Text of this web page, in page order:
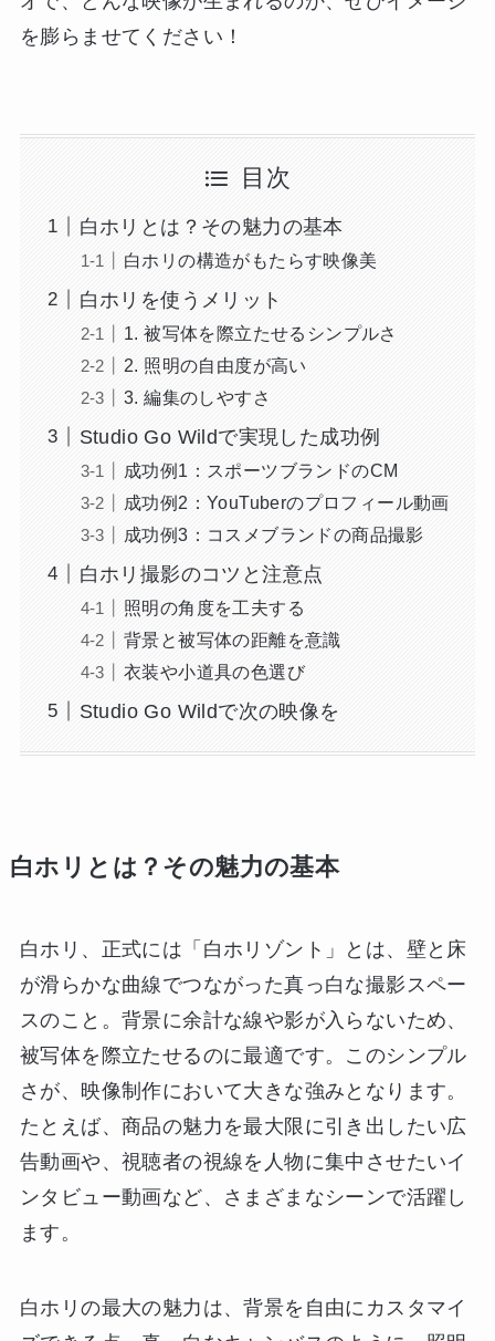
を膨らませてください！
目次
白ホリとは？その魅力の基本
白ホリの構造がもたらす映像美
白ホリを使うメリット
1. 被写体を際立たせるシンプルさ
2. 照明の自由度が高い
3. 編集のしやすさ
Studio Go Wildで実現した成功例
成功例1：スポーツブランドのCM
成功例2：YouTuberのプロフィール動画
成功例3：コスメブランドの商品撮影
白ホリ撮影のコツと注意点
照明の角度を工夫する
背景と被写体の距離を意識
衣装や小道具の色選び
Studio Go Wildで次の映像を
白ホリとは？その魅力の基本
白ホリ、正式には「白ホリゾント」とは、壁と床
が滑らかな曲線でつながった真っ白な撮影スペー
スのこと。背景に余計な線や影が入らないため、
被写体を際立たせるのに最適です。このシンプル
さが、映像制作において大きな強みとなります。
たとえば、商品の魅力を最大限に引き出したい広
告動画や、視聴者の視線を人物に集中させたいイ
ンタビュー動画など、さまざまなシーンで活躍し
ます。
白ホリの最大の魅力は、背景を自由にカスタマイ